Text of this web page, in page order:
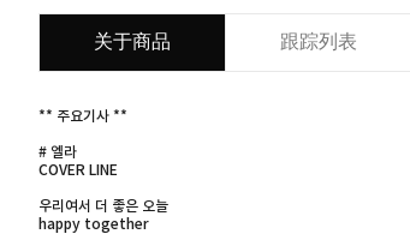
关于商品 跟踪列表
** 주요기사 **
# 엘라
COVER LINE
우리여서 더 좋은 오늘
happy together